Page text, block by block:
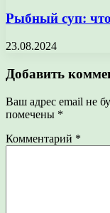
Рыбный суп:
23.08.2024
Добавить
Ваш адрес email не
помечены *
Комментарий *